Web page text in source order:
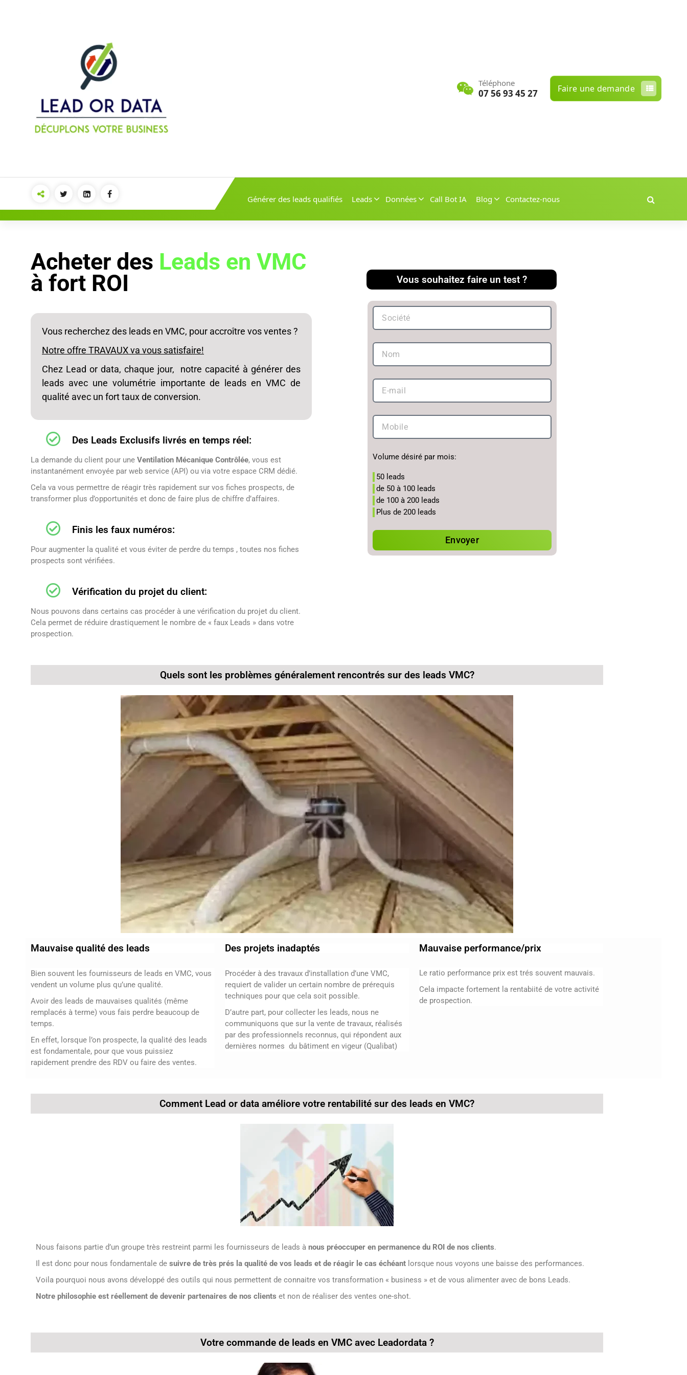
Téléphone
07 56 93 45 27 Faire une demande
Générer des leads qualifiés Leads Données Call Bot IA Blog Contactez-nous
Acheter des Leads en VMC
à fort ROI
Vous recherchez des leads en VMC, pour accroître vos ventes ?
Notre offre TRAVAUX va vous satisfaire!
Chez Lead or data, chaque jour, notre capacité à générer des
leads avec une volumétrie importante de leads en VMC de
qualité avec un fort taux de conversion.
Des Leads Exclusifs livrés en temps réel:
La demande du client pour une Ventilation Mécanique Contrôlée, vous est
instantanément envoyée par web service (API) ou via votre espace CRM dédié.
Cela va vous permettre de réagir très rapidement sur vos fiches prospects, de
transformer plus d’opportunités et donc de faire plus de chiffre d’affaires.
Finis les faux numéros:
Pour augmenter la qualité et vous éviter de perdre du temps , toutes nos fiches
prospects sont vérifiées.
Vérification du projet du client:
Nous pouvons dans certains cas procéder à une vérification du projet du client.
Cela permet de réduire drastiquement le nombre de « faux Leads » dans votre
prospection.
Vous souhaitez faire un test ?
Volume désiré par mois:
50 leads
de 50 à 100 leads
de 100 à 200 leads
Plus de 200 leads
Envoyer
Quels sont les problèmes généralement rencontrés sur des leads VMC?
Mauvaise qualité des leads
Bien souvent les fournisseurs de leads en VMC, vous
vendent un volume plus qu’une qualité.
Avoir des leads de mauvaises qualités (même
remplacés à terme) vous fais perdre beaucoup de
temps.
En effet, lorsque l’on prospecte, la qualité des leads
est fondamentale, pour que vous puissiez
rapidement prendre des RDV ou faire des ventes.
Des projets inadaptés
Procéder à des travaux d’installation d’une VMC,
requiert de valider un certain nombre de prérequis
techniques pour que cela soit possible.
D’autre part, pour collecter les leads, nous ne
communiquons que sur la vente de travaux, réalisés
par des professionnels reconnus, qui répondent aux
dernières normes du bâtiment en vigeur (Qualibat)
Mauvaise performance/prix
Le ratio performance prix est trés souvent mauvais.
Cela impacte fortement la rentabiité de votre activité
de prospection.
Comment Lead or data améliore votre rentabilité sur des leads en VMC?
Nous faisons partie d’un groupe très restreint parmi les fournisseurs de leads à nous préoccuper en permanence du ROI de nos clients.
Il est donc pour nous fondamentale de suivre de très prés la qualité de vos leads et de réagir le cas échéant lorsque nous voyons une baisse des performances.
Voila pourquoi nous avons développé des outils qui nous permettent de connaitre vos transformation « business » et de vous alimenter avec de bons Leads.
Notre philosophie est réellement de devenir partenaires de nos clients et non de réaliser des ventes one-shot.
Votre commande de leads en VMC avec Leadordata ?